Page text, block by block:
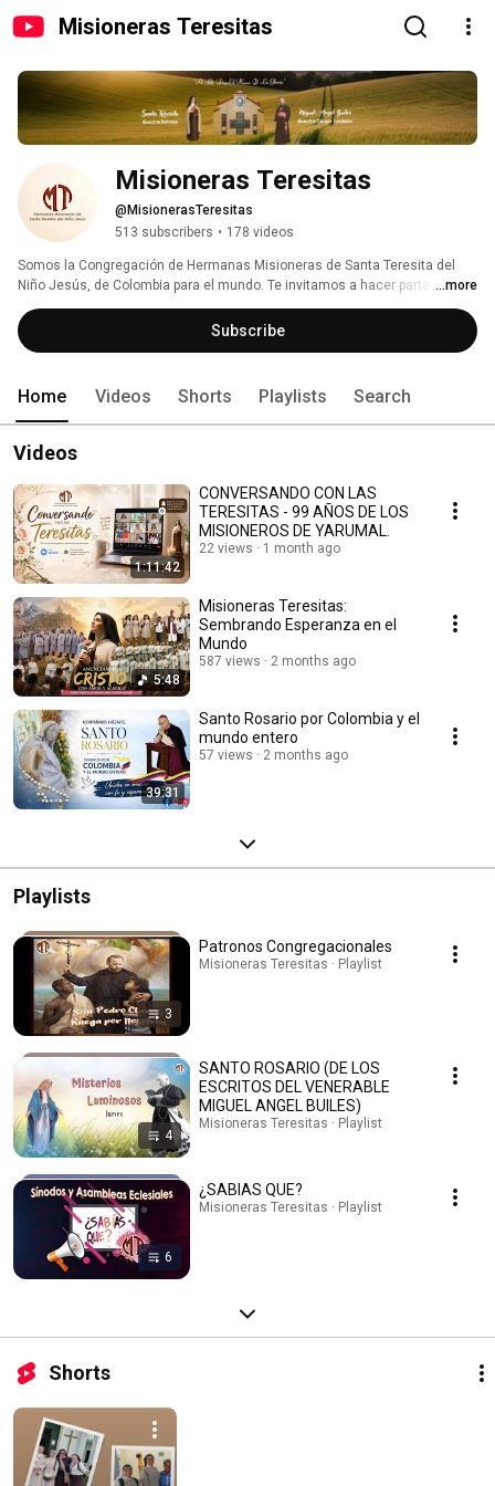
Misioneras Teresitas
Misioneras Teresitas
@MisionerasTeresitas
513 subscribers • 178 videos
Somos la Congregación de Hermanas Misioneras de Santa Teresita del
Niño Jesús, de Colombia para el mundo. Te invitamos a hacer parte de
esta Aventura!
...more
Subscribe
Home Videos Shorts Playlists Search
Videos
1:11:42
CONVERSANDO CON LAS
TERESITAS - 99 AÑOS DE LOS
MISIONEROS DE YARUMAL.
22 views 1 month ago
5:48
Misioneras Teresitas:
Sembrando Esperanza en el
Mundo
587 views 2 months ago
39:31
Santo Rosario por Colombia y el
mundo entero
57 views 2 months ago
Playlists
3
Patronos Congregacionales
Misioneras Teresitas · Playlist
4
SANTO ROSARIO (DE LOS
ESCRITOS DEL VENERABLE
MIGUEL ANGEL BUILES)
Misioneras Teresitas · Playlist
6
¿SABIAS QUE?
Misioneras Teresitas · Playlist
Shorts